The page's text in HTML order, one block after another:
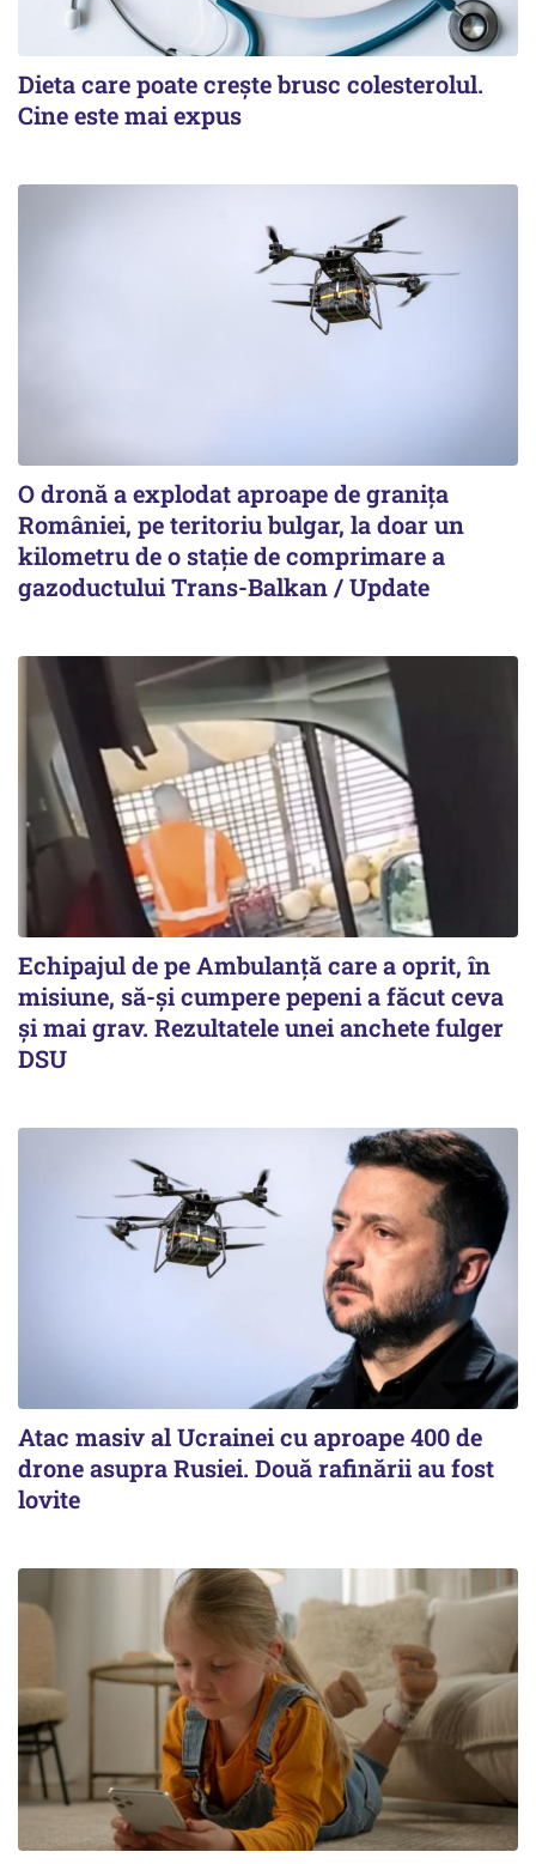
Dieta care poate crește brusc colesterolul.
Cine este mai expus
O dronă a explodat aproape de granița
României, pe teritoriu bulgar, la doar un
kilometru de o stație de comprimare a
gazoductului Trans-Balkan / Update
Echipajul de pe Ambulanță care a oprit, în
misiune, să-și cumpere pepeni a făcut ceva
și mai grav. Rezultatele unei anchete fulger
DSU
Atac masiv al Ucrainei cu aproape 400 de
drone asupra Rusiei. Două rafinării au fost
lovite